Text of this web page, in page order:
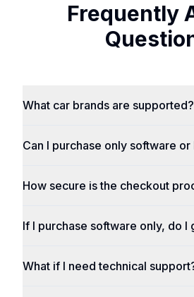
Frequently
What car brands are supported?
Can I purchase only software
How secure is the checkout
If I purchase software only, do I
What if I need technical